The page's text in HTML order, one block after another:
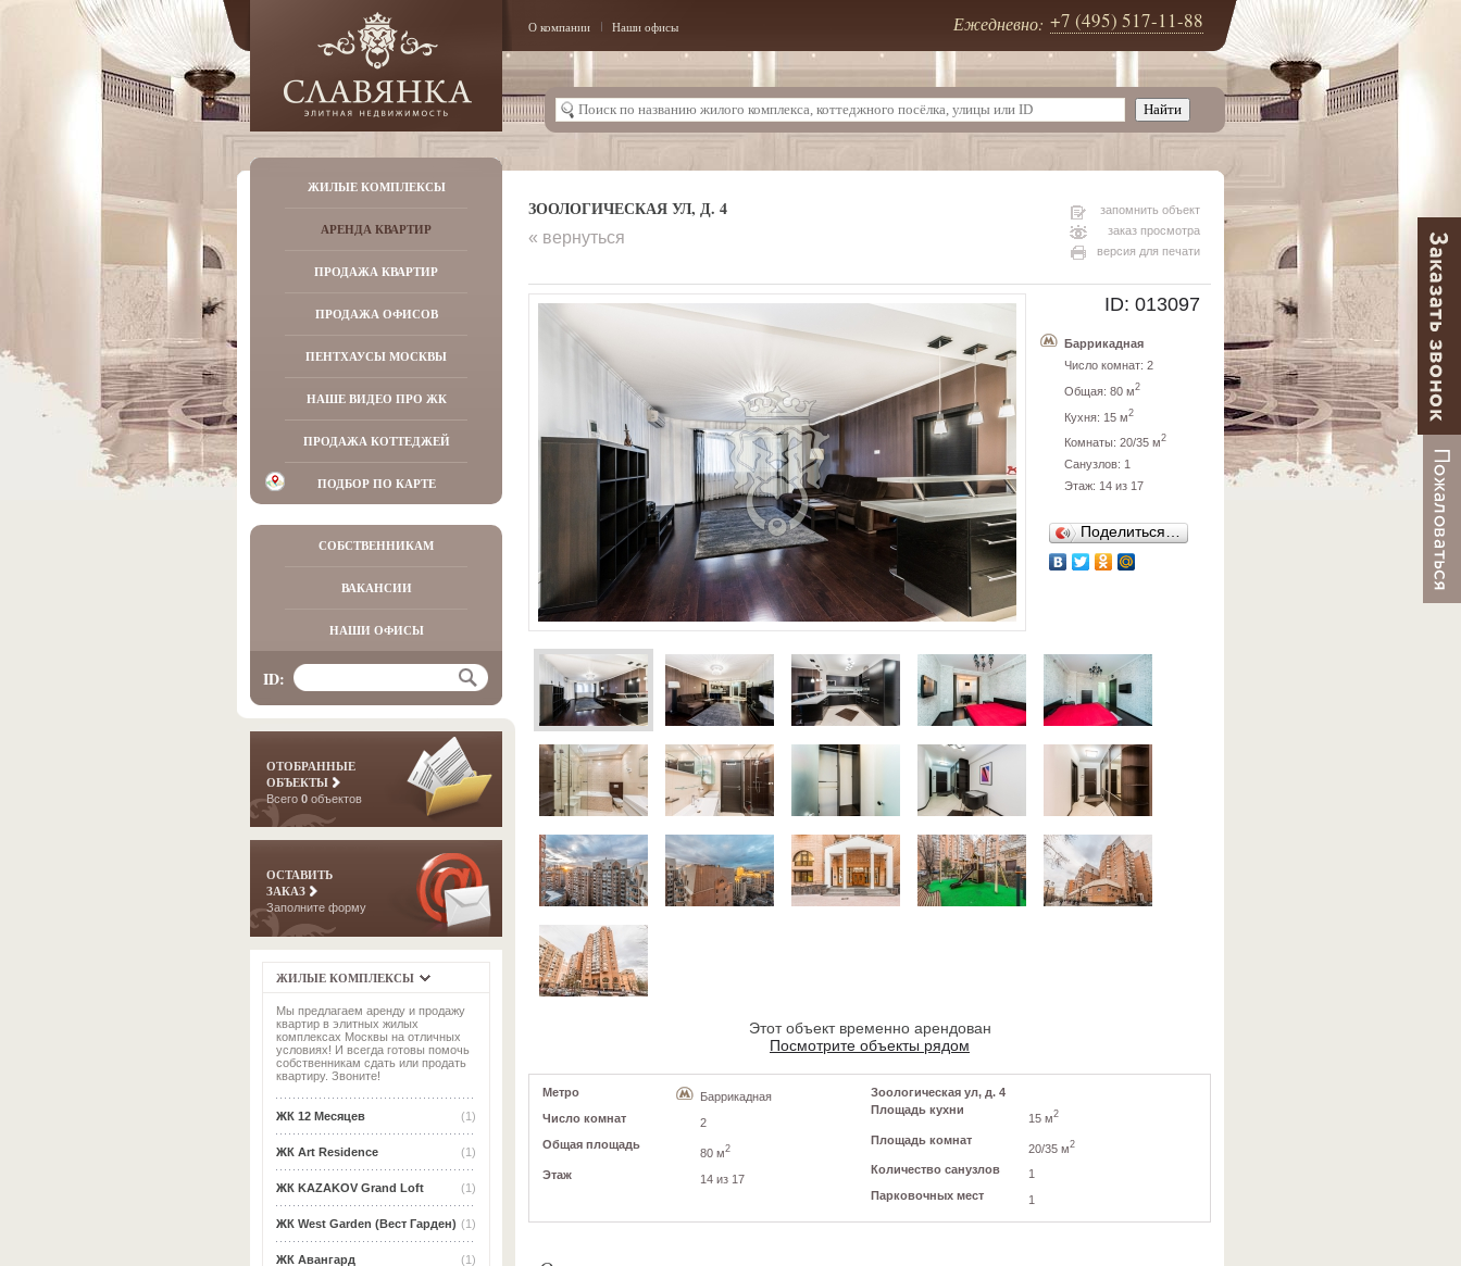
О компании Наши офисы Ежедневно: +7 (495) 517-11-88
ЖИЛЫЕ КОМПЛЕКСЫ
АРЕНДА КВАРТИР
ПРОДАЖА КВАРТИР
ПРОДАЖА ОФИСОВ
ПЕНТХАУСЫ МОСКВЫ
НАШЕ ВИДЕО ПРО ЖК
ПРОДАЖА КОТТЕДЖЕЙ
ПОДБОР ПО КАРТЕ
СОБСТВЕННИКАМ
ВАКАНСИИ
НАШИ ОФИСЫ
ID:
ОТОБРАННЫЕ
ОБЪЕКТЫ
Всего 0 объектов
ОСТАВИТЬ
ЗАКАЗ
Заполните форму
ЖИЛЫЕ КОМПЛЕКСЫ
Мы предлагаем аренду и продажу
квартир в элитных жилых
комплексах Москвы на отличных
условиях! И всегда готовы помочь
собственникам сдать или продать
квартиру. Звоните!
(1)
ЖК 12 Месяцев
(1)
ЖК Art Residence
(1)
ЖК KAZAKOV Grand Loft
(1)
ЖК West Garden (Вест Гарден)
(1)
ЖК Авангард
ЗООЛОГИЧЕСКАЯ УЛ, Д. 4
запомнить объект
заказ просмотра
версия для печати
« вернуться
ID: 013097
Баррикадная
Число комнат: 2
Общая: 80 м2
Кухня: 15 м2
Комнаты: 20/35 м2
Санузлов: 1
Этаж: 14 из 17
Поделиться…
Этот объект временно арендован
Посмотрите объекты рядом
Метро
Баррикадная
Число комнат
2
Общая площадь
80 м2
Этаж 14 из 17
Зоологическая ул, д. 4
Площадь кухни
15 м2
Площадь комнат
20/35 м2
Количество санузлов
1
Парковочных мест
1